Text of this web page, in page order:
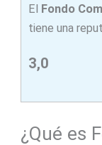
El
Fondo
tiene una
3,0
¿Qué es